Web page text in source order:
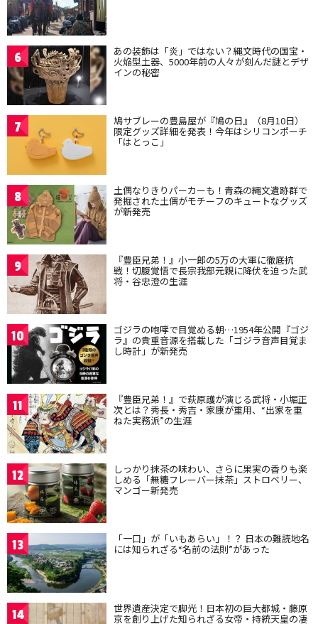
6 あの装飾は「炎」ではない？縄文時代の国宝・
火焔型土器、5000年前の人々が刻んだ謎とデザ
インの秘密
7 鳩サブレーの豊島屋が『鳩の日』（8月10日）
限定グッズ詳細を発表！今年はシリコンポーチ
「はとっこ」
8 土偶なりきりパーカーも！青森の縄文遺跡群で
発掘された土偶がモチーフのキュートなグッズ
が新発売
9 『豊臣兄弟！』小一郎の5万の大軍に徹底抗
戦！切腹覚悟で長宗我部元親に降伏を迫った武
将・谷忠澄の生涯
10 ゴジラの咆哮で目覚める朝…1954年公開『ゴジ
ラ』の貴重音源を搭載した「ゴジラ音声目覚ま
し時計」が新発売
11 『豊臣兄弟！』で萩原護が演じる武将・小堀正
次とは？秀長・秀吉・家康が重用、“出家を重
ねた実務派”の生涯
12 しっかり抹茶の味わい、さらに果実の香りも楽
しめる「無糖フレーバー抹茶」ストロベリー、
マンゴー新発売
13 「一口」が「いもあらい」！？ 日本の難読地名
には知られざる“名前の法則”があった
14 世界遺産決定で脚光！日本初の巨大都城・藤原
京を創り上げた知られざる女帝・持統天皇の凄